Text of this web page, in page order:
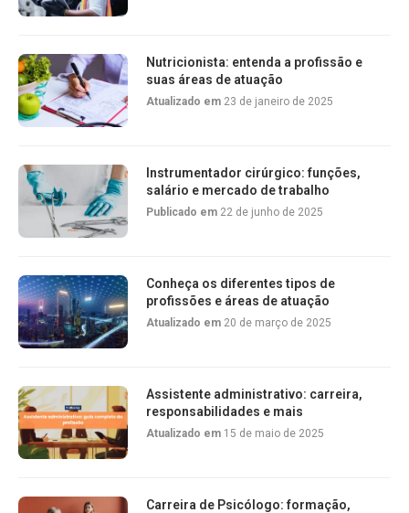
Nutricionista: entenda a profissão e
suas áreas de atuação
Atualizado em 23 de janeiro de 2025
Instrumentador cirúrgico: funções,
salário e mercado de trabalho
Publicado em 22 de junho de 2025
Conheça os diferentes tipos de
profissões e áreas de atuação
Atualizado em 20 de março de 2025
Assistente administrativo: carreira,
responsabilidades e mais
Atualizado em 15 de maio de 2025
Carreira de Psicólogo: formação,